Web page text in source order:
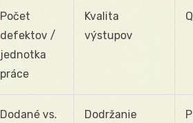
Počet
defektov /
jednotka
práce
Kvalita
výstupov
Dodané vs.
Dodržanie